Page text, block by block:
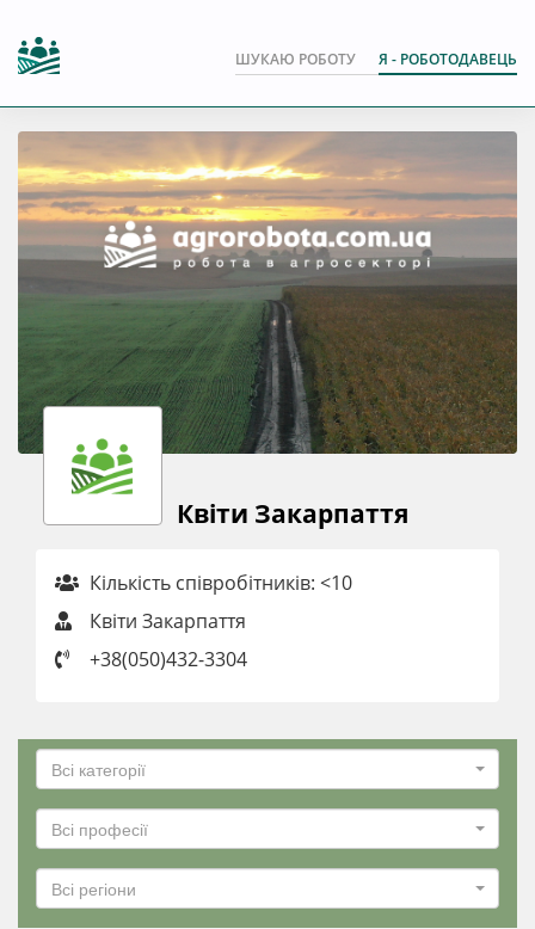
ШУКАЮ РОБОТУ Я - РОБОТОДАВЕЦЬ
Квіти Закарпаття
Кількість співробітників: <10
Квіти Закарпаття
+38(050)432-3304
Всі категорії
Всі професії
Всі регіони